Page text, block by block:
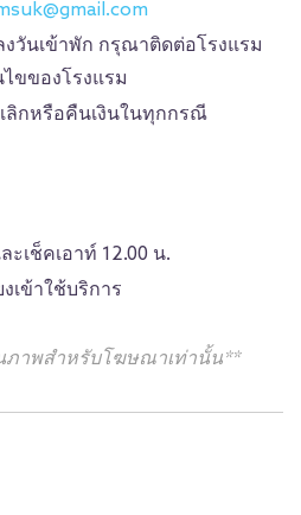
วันเข้าพัก กรุณาติดต่อโรงแรม
ขของโรงแรม
ลิกหรือคืนเงินในทุกกรณี
ะเช็คเอาท์ 12.00 น.
เข้าใช้บริการ
ภาพสำหรับโฆษณาเท่านั้น**